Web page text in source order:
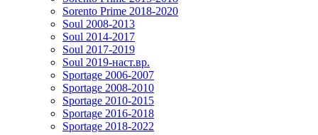
Sorento Prime 2018-2020
Soul 2008-2013
Soul 2014-2017
Soul 2017-2019
Soul 2019-наст.вр.
Sportage 2006-2007
Sportage 2008-2010
Sportage 2010-2015
Sportage 2016-2018
Sportage 2018-2022